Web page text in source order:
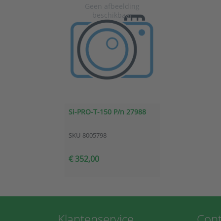
Si-PRO-T-150 P/n 27988
SKU 8005798
€ 352,00